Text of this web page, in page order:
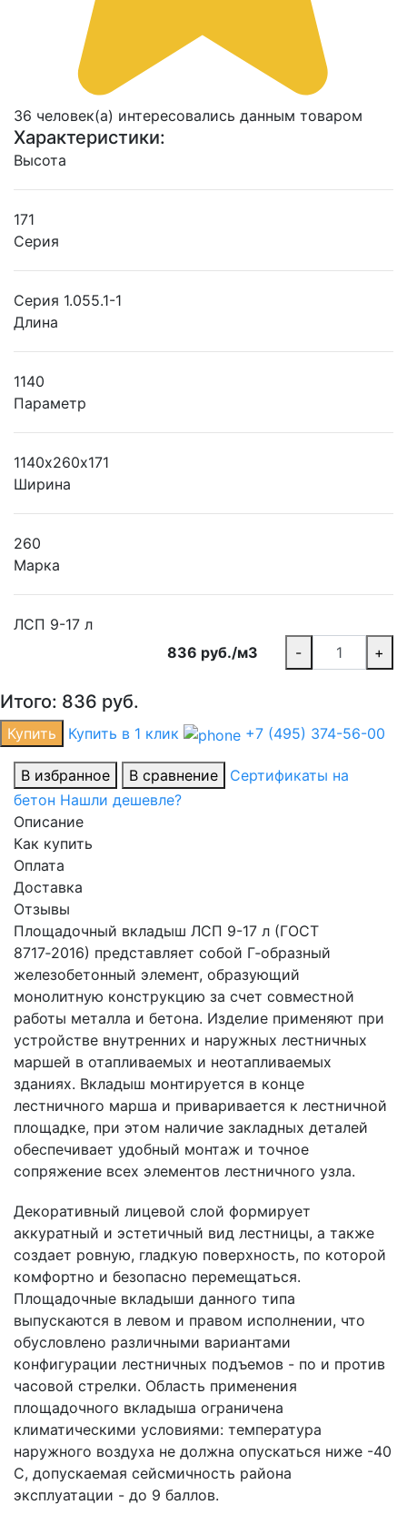
36 человек(а) интересовались данным товаром
Характеристики:
Высота
171
Серия
Серия 1.055.1-1
Длина
1140
Параметр
1140х260х171
Ширина
260
Марка
ЛСП 9-17 л
836 руб./м3
- +
Итого: 836 руб.
Купить Купить в 1 клик +7 (495) 374-56-00
В избранное В сравнение
Сертификаты на
бетон Нашли дешевле?
Описание
Как купить
Оплата
Доставка
Отзывы
Площадочный вкладыш ЛСП 9-17 л (ГОСТ
8717‑2016) представляет собой Г‑образный
железобетонный элемент, образующий
монолитную конструкцию за счет совместной
работы металла и бетона. Изделие применяют при
устройстве внутренних и наружных лестничных
маршей в отапливаемых и неотапливаемых
зданиях. Вкладыш монтируется в конце
лестничного марша и приваривается к лестничной
площадке, при этом наличие закладных деталей
обеспечивает удобный монтаж и точное
сопряжение всех элементов лестничного узла.
Декоративный лицевой слой формирует
аккуратный и эстетичный вид лестницы, а также
создает ровную, гладкую поверхность, по которой
комфортно и безопасно перемещаться.
Площадочные вкладыши данного типа
выпускаются в левом и правом исполнении, что
обусловлено различными вариантами
конфигурации лестничных подъемов - по и против
часовой стрелки. Область применения
площадочного вкладыша ограничена
климатическими условиями: температура
наружного воздуха не должна опускаться ниже -40
C, допускаемая сейсмичность района
эксплуатации - до 9 баллов.